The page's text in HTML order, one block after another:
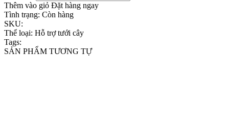
Thêm vào giỏ Đặt hàng ngay
Tình trạng: Còn hàng
SKU:
Thể loại: Hỗ trợ tưới cây
Tags:
SẢN PHẨM TƯƠNG TỰ